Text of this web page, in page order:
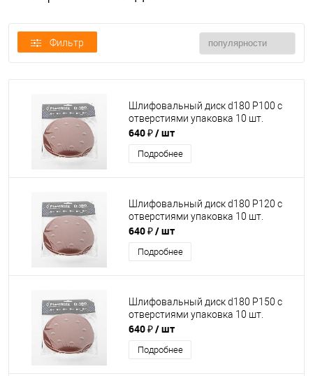
Фильтр
Шлифовальный диск d180 P100 с
отверстиями упаковка 10 шт.
640 ₽/ шт
Подробнее
Шлифовальный диск d180 P120 с
отверстиями упаковка 10 шт.
640 ₽/ шт
Подробнее
Шлифовальный диск d180 P150 с
отверстиями упаковка 10 шт.
640 ₽/ шт
Подробнее